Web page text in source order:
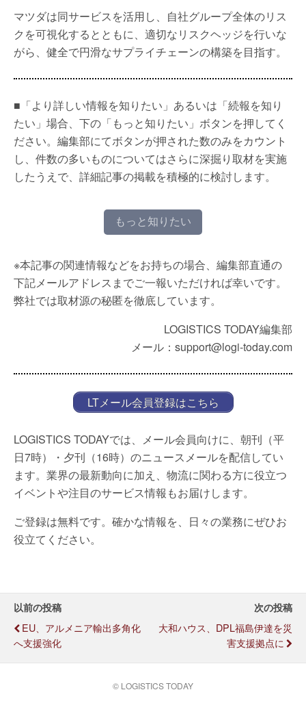
マツダは同サービスを活用し、自社グループ全体のリス
クを可視化するとともに、適切なリスクヘッジを行いな
がら、健全で円滑なサプライチェーンの構築を目指す。
■「より詳しい情報を知りたい」あるいは「続報を知り
たい」場合、下の「もっと知りたい」ボタンを押してく
ださい。編集部にてボタンが押された数のみをカウント
し、件数の多いものについてはさらに深掘り取材を実施
したうえで、詳細記事の掲載を積極的に検討します。
もっと知りたい
※本記事の関連情報などをお持ちの場合、編集部直通の
下記メールアドレスまでご一報いただければ幸いです。
弊社では取材源の秘匿を徹底しています。
LOGISTICS TODAY編集部
メール：support@logi-today.com
LTメール会員登録はこちら
LOGISTICS TODAYでは、メール会員向けに、朝刊（平
日7時）・夕刊（16時）のニュースメールを配信してい
ます。業界の最新動向に加え、物流に関わる方に役立つ
イベントや注目のサービス情報もお届けします。
ご登録は無料です。確かな情報を、日々の業務にぜひお
役立てください。
以前の投稿
EU、アルメニア輸出多角化
へ支援強化
次の投稿
大和ハウス、DPL福島伊達を災
害支援拠点に
© LOGISTICS TODAY